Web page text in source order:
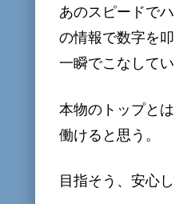
あのスピードで
の情報で数字を
一瞬でこなして
本物のトップと
働けると思う。
目指そう、安心